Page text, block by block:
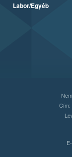
Labor/Egyéb
Cím: